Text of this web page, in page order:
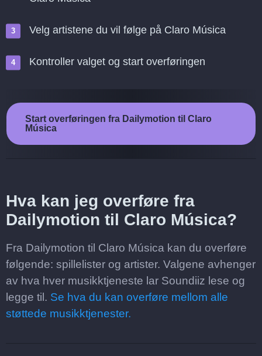
Velg artistene du vil følge på Claro Música
Kontroller valget og start overføringen
Start overføringen fra Dailymotion til Claro
Música
Hva kan jeg overføre fra
Dailymotion til Claro Música?
Fra Dailymotion til Claro Música kan du overføre
følgende: spillelister og artister. Valgene avhenger
av hva hver musikktjeneste lar Soundiiz lese og
legge til. Se hva du kan overføre mellom alle
støttede musikktjenester.